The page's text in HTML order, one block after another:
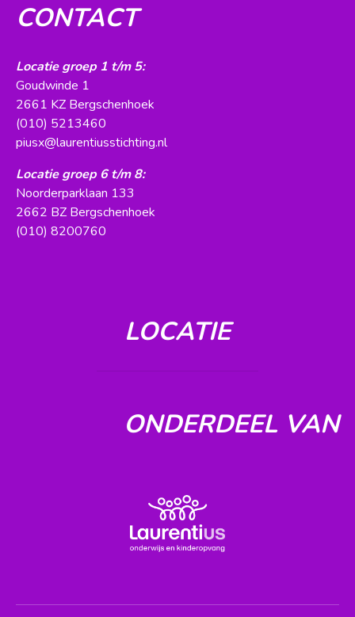
CONTACT
Locatie groep 1 t/m 5:
Goudwinde 1
2661 KZ Bergschenhoek
(010) 5213460
piusx@laurentiusstichting.nl
Locatie groep 6 t/m 8:
Noorderparklaan 133
2662 BZ Bergschenhoek
(010) 8200760
LOCATIE
ONDERDEEL VAN